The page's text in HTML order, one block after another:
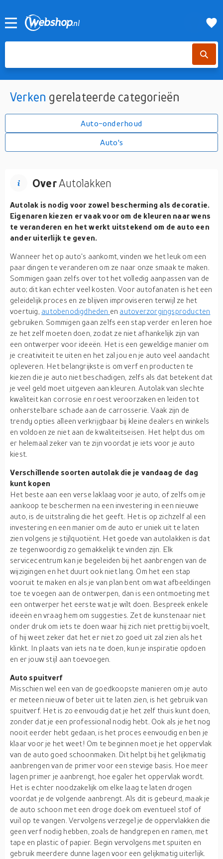
Verken gerelateerde categorieën
Auto-onderhoud
Auto's
OverAutolakken
Autolak is nodig voor zowel bescherming als decoratie.
Eigenaren kiezen er vaak voor om de kleuren naar wens
te veranderen en het werkt uitstekend om de auto een
ander uiterlijk te geven.
Wanneer het op auto's aankomt, vinden we het leuk om een
paar dingen te veranderen om ze naar onze smaak te maken.
Sommigen gaan zelfs over tot het volledig aanpassen van de
auto; dit kan echter veel kosten. Voor autofanaten is het een
geleidelijk proces en ze blijven improviseren terwijl ze het
voertuig, autobenodigdheden en autoverzorgingsproducten
gebruiken. Sommigen gaan zelfs een stap verder en leren hoe
ze het zelf moeten doen, zodat ze niet afhankelijk zijn van
een ontwerper voor ideeën. Het is een geweldige manier om
je creativiteit te uiten en het zal jou en je auto veel aandacht
opleveren. Het belangrijkste is om verf en producten te
kiezen die je auto niet beschadigen, zelfs als dat betekent dat
je veel geld moet uitgeven aan kleuren. Autolak van slechte
kwaliteit kan corrosie en roest veroorzaken en leiden tot
onherstelbare schade aan de carrosserie. Vaak zijn de
trendy opties alleen verkrijgbaar bij kleine dealers en winkels
en voldoen ze niet aan de kwaliteitseisen. Het helpt dus om
er helemaal zeker van te zijn voordat je iets voor je auto
kiest.
Verschillende soorten autolak die je vandaag de dag
kunt kopen
Het beste aan een verse laklaag voor je auto, of zelfs om je
aankoop te beschermen na een investering in een nieuwe
auto, is de uitstraling die het geeft. Het is op zichzelf al een
investering en een manier om de auto er uniek uit te laten
zien volgens je stijlquotiënt. Het goede van autolakken is dat
ze tegenwoordig zo gemakkelijk te vinden zijn. Elk
servicecentrum kan je begeleiden bij het aanbrengen van de
wijzigingen en het duurt ook niet lang. Om het een stap
vooruit te maken en als je van plan bent om wat afbeeldingen
toe te voegen aan de ontwerpen, dan is een ontmoeting met
een ontwerper het eerste wat je wilt doen. Bespreek enkele
ideeën en vraag hem om suggesties. Zet de kunstenaar niet
onder druk om iets te doen waar hij zich niet prettig bij voelt,
of hij weet zeker dat het er niet zo goed uit zal zien als het
klinkt. In plaats van iets na te doen, kun je inspiratie opdoen
en er jouw stijl aan toevoegen.
Auto spuitverf
Misschien wel een van de goedkoopste manieren om je auto
er meteen nieuw of beter uit te laten zien, is het gebruik van
spuitverf. Het is zo eenvoudig dat je het zelf thuis kunt doen,
zonder dat je een professional nodig hebt. Ook als je het nog
nooit eerder hebt gedaan, is het proces eenvoudig en ben je
klaar voor je het weet! Om te beginnen moet je het oppervlak
van de auto goed schoonmaken. Dit helpt bij het gelijkmatig
aanbrengen van de primer voor een stevige basis. Hoe meer
lagen primer je aanbrengt, hoe egaler het oppervlak wordt.
Het is echter noodzakelijk om elke laag te laten drogen
voordat je de volgende aanbrengt. Als dit is gebeurd, maak je
de auto schoon met een droge doek om eventueel stof of
vuil op te vangen. Vervolgens verzegel je de oppervlakken die
geen verf nodig hebben, zoals de handgrepen en ramen, met
tape en plastic of papier. Begin vervolgens met spuiten en
gebruik meerdere dunne lagen voor een gelijkmatig uiterlijk.